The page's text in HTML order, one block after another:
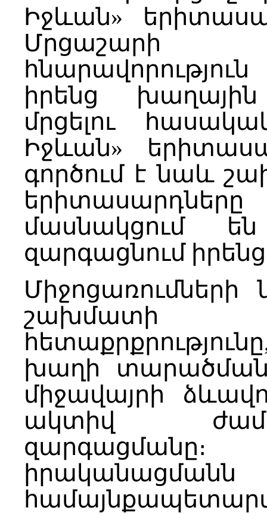
Իջևան»
Մրցաշարի
իրենց խաղային
մրցելու
Իջևան»
գործում է նաև
մասնակցում
զարգացնում իրենց
խաղի
միջավայրի
ակտիվ
զարգացմանը։